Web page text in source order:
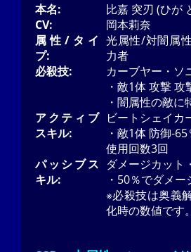
本名:
比嘉 突刃 (ひが
CV:
岡本莉奈
属性/タイ
プ:
光属性/対闇属
力者
必殺技:
カーブヤー・ソ
・敵1体 攻撃
・闇属性の敵に
アクティブ
スキル:
ビートシェイカ
・敵1体 防御-
使用回数3回
パッシブス
キル:
ダメージカット
・50％でダメ
※必殺技は奥義
化時の数値です。